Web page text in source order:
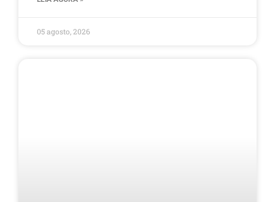
05 agosto, 2026